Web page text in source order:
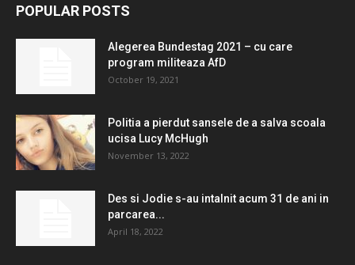
POPULAR POSTS
Alegerea Bundestag 2021 – cu care
program militeaza AfD
October 19, 2021
Politia a pierdut sansele de a salva scoala
ucisa Lucy McHugh
November 13, 2022
Des si Jodie s-au intalnit acum 31 de ani in
parcarea...
April 18, 2022